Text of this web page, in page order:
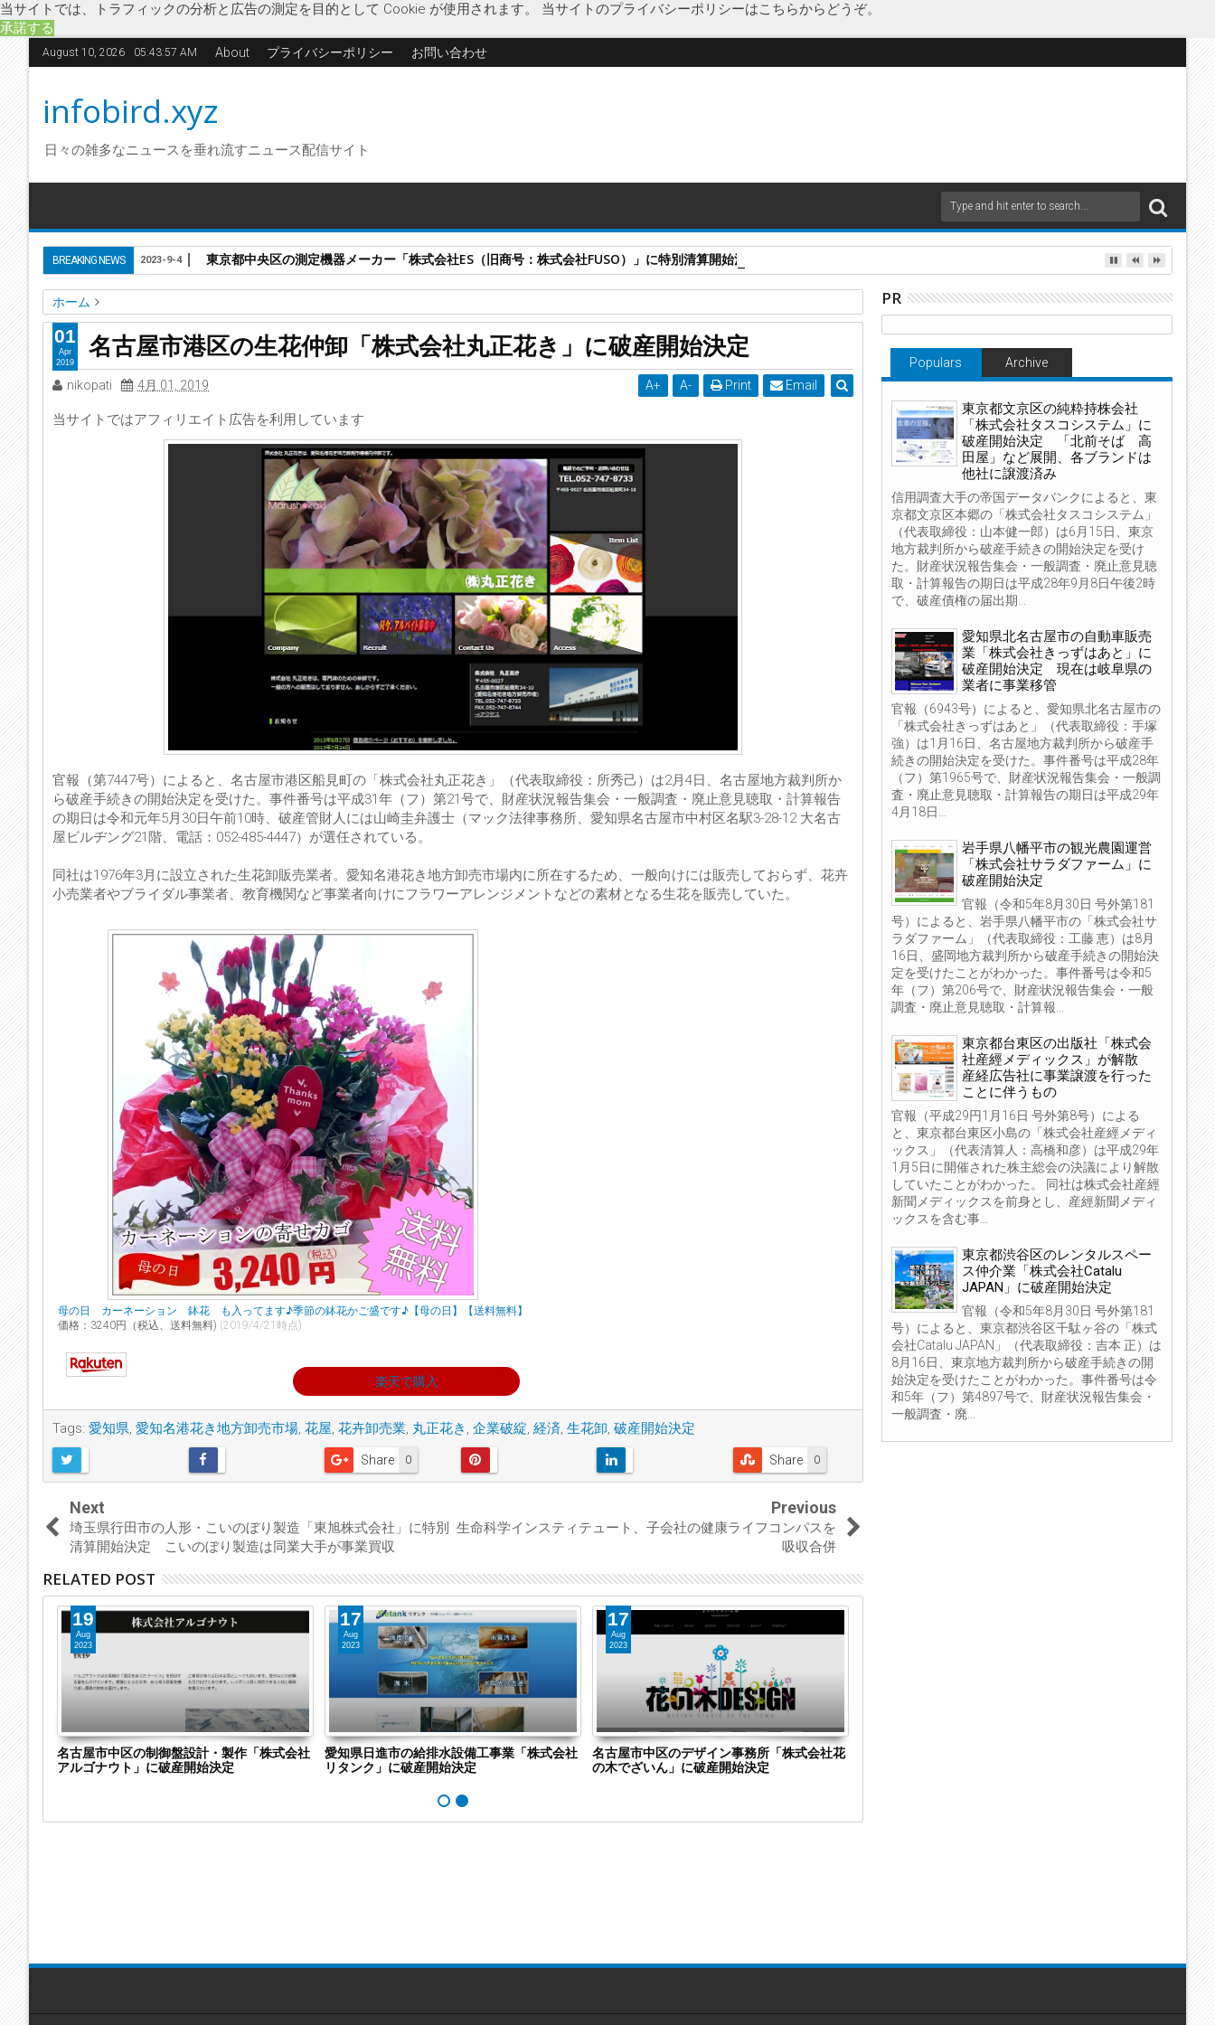
当サイトでは、トラフィックの分析と広告の測定を目的として Cookie が使用されます。 当サイトのプライバシーポリシーはこちらからどうぞ。
承諾する
August 10, 2026 05:43:58 AM About プライバシーポリシー お問い合わせ
infobird.xyz
日々の雑多なニュースを垂れ流すニュース配信サイト
BREAKING NEWS 東京都中央区の測定機器メーカー「株式会社ES（旧商号：株式会社FUSO）」に特別清算開始決定 事業はA-Gas Japanが承継
2023-9-4
ホーム
愛知県
愛知名港花き地方卸売市場 花屋 花卉卸売業 丸正花き 企業破綻 経済 生花卸
破産開始決定
名古屋市港区の生花仲卸「株式会社丸正花き」に破産開始決定
名古屋市港区の生花仲卸「株式会社丸正花き」に破産開始決定
nikopati 4月 01, 2019 A+ A- Print Email
当サイトではアフィリエイト広告を利用しています
官報（第7447号）によると、名古屋市港区船見町の「株式会社丸正花き」（代表取締役：所秀己）は2月4日、名古屋地方裁判所か
ら破産手続きの開始決定を受けた。事件番号は平成31年（フ）第21号で、財産状況報告集会・一般調査・廃止意見聴取・計算報告
の期日は令和元年5月30日午前10時、破産管財人には山崎圭弁護士（マック法律事務所、愛知県名古屋市中村区名駅3-28-12 大名古
屋ビルヂング21階、電話：052-485-4447）が選任されている。
同社は1976年3月に設立された生花卸販売業者。愛知名港花き地方卸売市場内に所在するため、一般向けには販売しておらず、花卉
小売業者やブライダル事業者、教育機関など事業者向けにフラワーアレンジメントなどの素材となる生花を販売していた。
母の日 カーネーション 鉢花 も入ってます♪季節の鉢花かご盛です♪【母の日】【送料無料】
価格：3240円（税込、送料無料) (2019/4/21時点)
楽天で購入
Tags: 愛知県, 愛知名港花き地方卸売市場, 花屋, 花卉卸売業, 丸正花き , 企業破綻, 経済, 生花卸, 破産開始決定
0
Share 0
Share
01
Apr
2019
Next
埼玉県行田市の人形・こいのぼり製造「東旭株式会社」に特別
清算開始決定 こいのぼり製造は同業大手が事業買収
Previous
生命科学インスティテュート、子会社の健康ライフコンパスを
吸収合併
RELATED POST
19
Aug
2023
名古屋市中区の制御盤設計・製作「株式会社
アルゴナウト」に破産開始決定
17
Aug
2023
愛知県日進市の給排水設備工事業「株式会社
リタンク」に破産開始決定
17
Aug
2023
名古屋市中区のデザイン事務所「株式会社花
の木でざいん」に破産開始決定
PR
Populars Archive
東京都文京区の純粋持株会社
「株式会社タスコシステム」に
破産開始決定 「北前そば 高
田屋」など展開、各ブランドは
他社に譲渡済み
信用調査大手の帝国データバンクによると、東
京都文京区本郷の「株式会社タスコシステム」
（代表取締役：山本健一郎）は6月15日、東京
地方裁判所から破産手続きの開始決定を受け
た。財産状況報告集会・一般調査・廃止意見聴
取・計算報告の期日は平成28年9月8日午後2時
で、破産債権の届出期...
愛知県北名古屋市の自動車販売
業「株式会社きっずはあと」に
破産開始決定 現在は岐阜県の
業者に事業移管
官報（6943号）によると、愛知県北名古屋市の
「株式会社きっずはあと」（代表取締役：手塚
強）は1月16日、名古屋地方裁判所から破産手
続きの開始決定を受けた。事件番号は平成28年
（フ）第1965号で、財産状況報告集会・一般調
査・廃止意見聴取・計算報告の期日は平成29年
4月18日...
岩手県八幡平市の観光農園運営
「株式会社サラダファーム」に
破産開始決定
官報（令和5年8月30日 号外第181
号）によると、岩手県八幡平市の「株式会社サ
ラダファーム」（代表取締役：工藤 恵）は8月
16日、盛岡地方裁判所から破産手続きの開始決
定を受けたことがわかった。事件番号は令和5
年（フ）第206号で、財産状況報告集会・一般
調査・廃止意見聴取・計算報...
東京都台東区の出版社「株式会
社産經メディックス」が解散
産経広告社に事業譲渡を行った
ことに伴うもの
官報（平成29円1月16日 号外第8号）による
と、東京都台東区小島の「株式会社産經メディ
ックス」（代表清算人：高橋和彦）は平成29年
1月5日に開催された株主総会の決議により解散
していたことがわかった。 同社は株式会社産經
新聞メディックスを前身とし、産經新聞メディ
ックスを含む事...
東京都渋谷区のレンタルスペー
ス仲介業「株式会社Catalu
JAPAN」に破産開始決定
官報（令和5年8月30日 号外第181
号）によると、東京都渋谷区千駄ヶ谷の「株式
会社Catalu JAPAN」（代表取締役：吉本 正）は
8月16日、東京地方裁判所から破産手続きの開
始決定を受けたことがわかった。事件番号は令
和5年（フ）第4897号で、財産状況報告集会・
一般調査・廃...